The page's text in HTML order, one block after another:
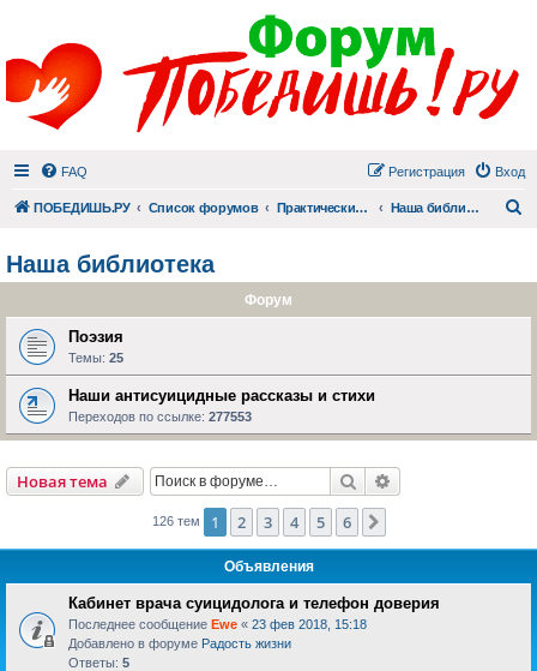
FAQ Вход
Регистрация
ПОБЕДИШЬ.РУ Список форумов Практический раздел Наша библиотека
Наша библиотека
Форум
Поэзия
Темы: 25
Наши антисуицидные рассказы и стихи
Переходов по ссылке: 277553
Новая тема Поиск
126 тем 1 2 3 4 5 6
Объявления
Кабинет врача суицидолога и телефон доверия
Последнее сообщение Ewe « 23 фев 2018, 15:18
Добавлено в форуме Радость жизни
Ответы: 5